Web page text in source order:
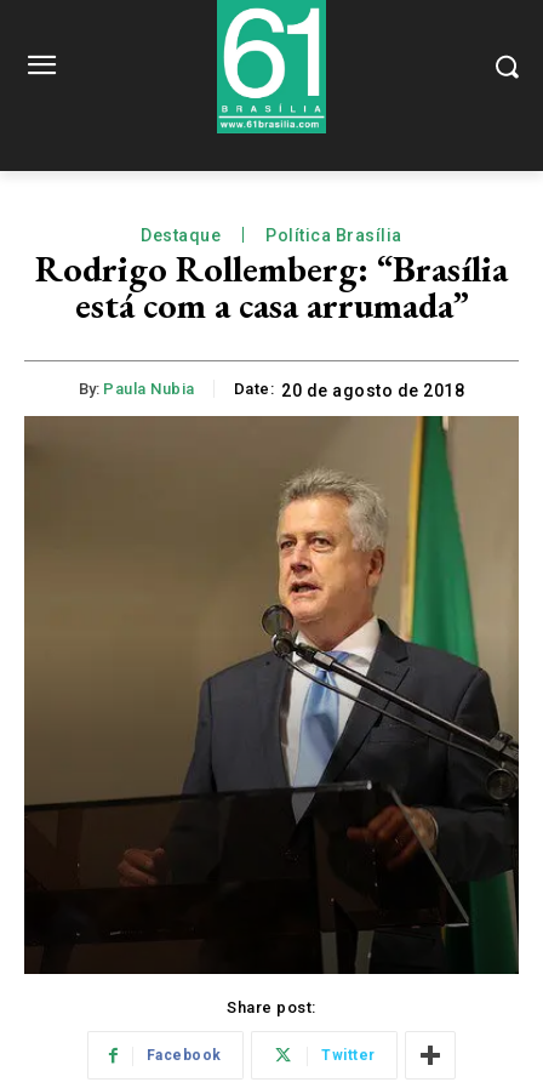
Destaque Política Brasília
Rodrigo Rollemberg: “Brasília
está com a casa arrumada”
By: Paula Nubia Date: 20 de agosto de 2018
Share post:
Facebook Twitter